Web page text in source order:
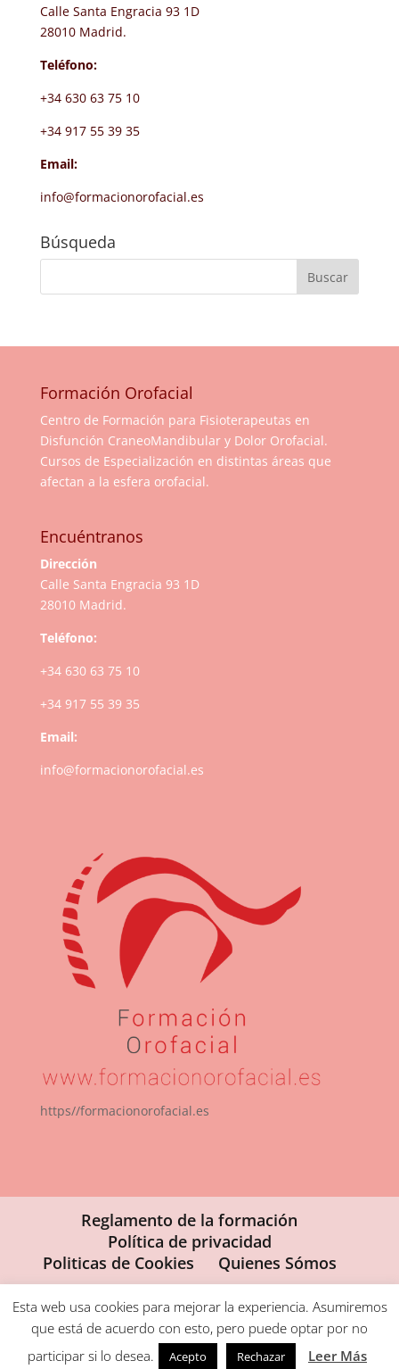
Calle Santa Engracia 93 1D
28010 Madrid.
Teléfono:
+34 630 63 75 10
+34 917 55 39 35
Email:
info@formacionorofacial.es
Búsqueda
Formación Orofacial
Centro de Formación para Fisioterapeutas en
Disfunción CraneoMandibular y Dolor Orofacial.
Cursos de Especialización en distintas áreas que
afectan a la esfera orofacial.
Encuéntranos
Dirección
Calle Santa Engracia 93 1D
28010 Madrid.
Teléfono:
+34 630 63 75 10
+34 917 55 39 35
Email:
info@formacionorofacial.es
https//formacionorofacial.es
Reglamento de la formación
Política de privacidad
Politicas de Cookies
Quienes Sómos
Formacion Orofacial ® 2025 (Fisdent 2022 S.L.
B88601554)
Esta web usa cookies para mejorar la experiencia. Asumiremos
que está de acuerdo con esto, pero puede optar por no
participar si lo desea.
Acepto Rechazar Leer Más